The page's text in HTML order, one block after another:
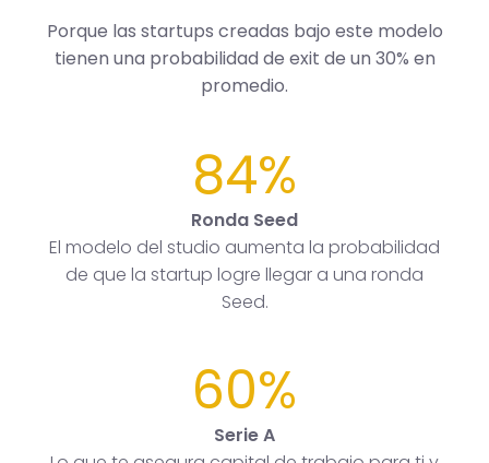
Porque las startups creadas bajo este modelo
tienen una probabilidad de exit de un 30% en
promedio.
84%
Ronda Seed
El modelo del studio aumenta la probabilidad
de que la startup logre llegar a una ronda
Seed.
60%
Serie A